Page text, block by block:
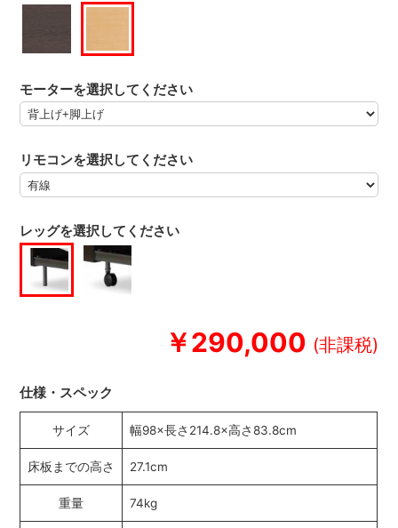
￥290,000
モーターを選択してください
リモコンを選択してください
レッグを選択してください
仕様・スペック
サイズ 幅98×長さ214.8×高さ83.8cm
床板までの高さ 27.1cm
重量 74kg